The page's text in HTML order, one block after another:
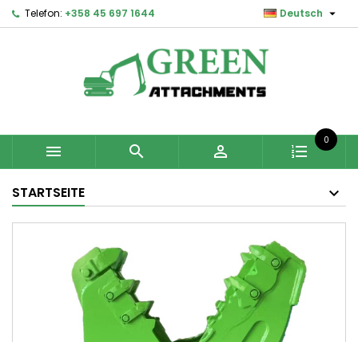
Telefon: +358 45 697 1644 Deutsch 
  
0
STARTSEITE